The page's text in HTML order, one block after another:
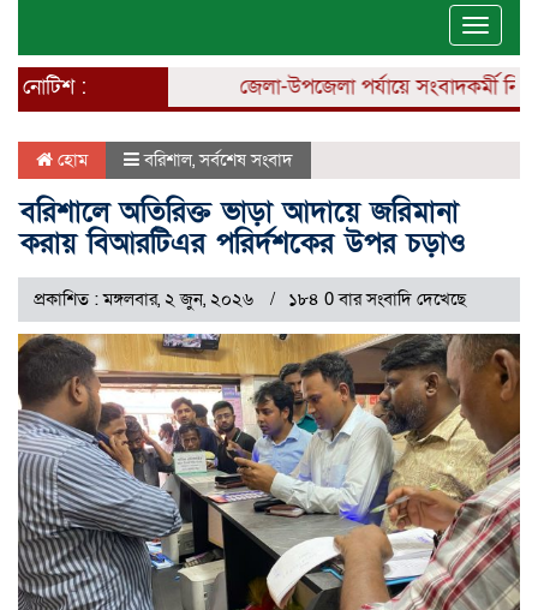
Toggle
নোটিশ :
জেলা-উপজেলা পর্যায়ে সংবাদকর্মী নিয়োগ
হোম বরিশাল,সর্বশেষ সংবাদ
বরিশালে অতিরিক্ত ভাড়া আদায়ে জরিমানা
করায় বিআরটিএর পরির্দশকের উপর চড়াও
প্রকাশিত : মঙ্গলবার, ২ জুন, ২০২৬ ১৮৪ 0 বার সংবাদি দেখেছে